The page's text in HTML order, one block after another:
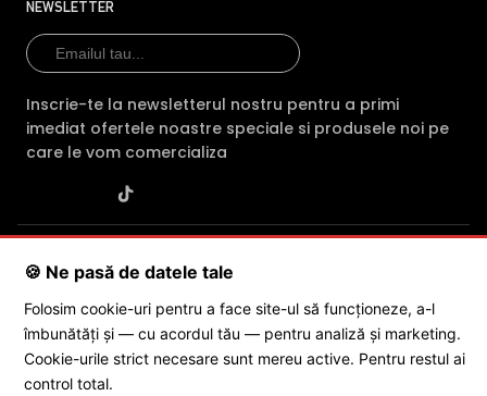
NEWSLETTER
Inscrie-te la newsletterul nostru pentru a primi
imediat ofertele noastre speciale si produsele noi pe
care le vom comercializa
J2015001227161· Capital social: 200 RON · Sediu: Str. Petrache
© 2026 SC POLITES ONLINE SRL
🍪 Ne pasă de datele tale
Folosim cookie-uri pentru a face site-ul să funcționeze, a-l
îmbunătăți și — cu acordul tău — pentru analiză și marketing.
Cookie-urile strict necesare sunt mereu active. Pentru restul ai
control total.